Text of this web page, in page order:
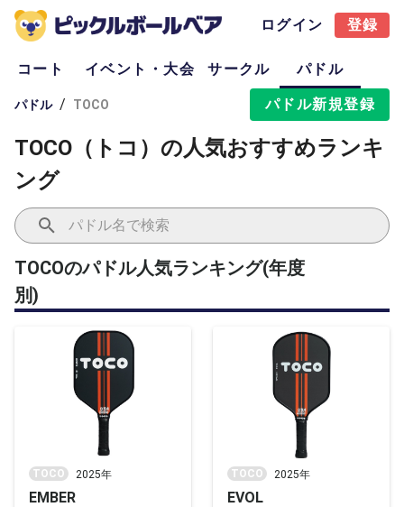
ログイン 登録
コート イベント・大会 サークル パドル
パドル / TOCO パドル新規登録
TOCO（トコ）の人気おすすめランキ
ング
TOCOのパドル人気ランキング(年度
別)
TOCO 2025年
EMBER
TOCO 2025年
EVOL